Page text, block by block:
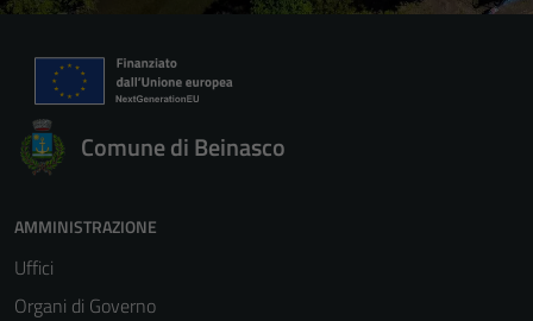
Comune di Beinasco
AMMINISTRAZIONE
Uffici
Organi di Governo